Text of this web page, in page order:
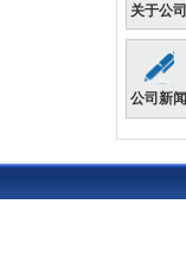
关于公司
公司新闻